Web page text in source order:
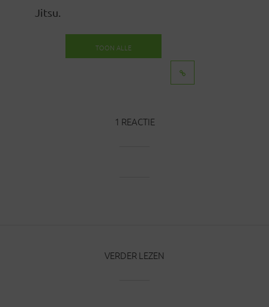
Jitsu.
TOON ALLE
1 REACTIE
VERDER LEZEN